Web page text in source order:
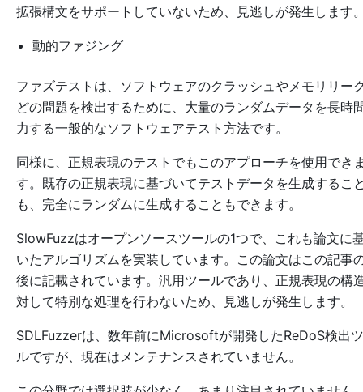
拡張構文をサポートしていないため、見逃しが発生します
動的ファジング
ファズテストは、ソフトウェアのクラッシュやメモリリー
どの問題を検出するために、大量のランダムデータを長時
力する一般的なソフトウェアテスト方法です。
同様に、正規表現のテストでもこのアプローチを使用でき
す。既存の正規表現に基づいてテストデータを生成するこ
も、完全にランダムに生成することもできます。
SlowFuzzはオープンソースツールの1つで、これも論文に
いたアルゴリズムを実装しています。この論文はこの記事
後に記載されています。汎用ツールであり、正規表現の構
対して特別な処理を行わないため、見逃しが発生します。
SDLFuzzerは、数年前にMicrosoftが開発したReDoS検出
ルですが、現在はメンテナンスされていません。